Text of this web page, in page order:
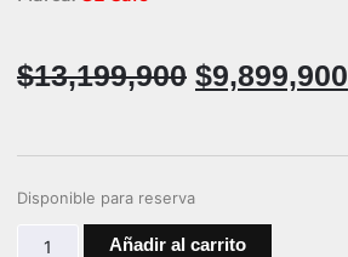
$13,199,900 $9,899,900
Disponible para reserva
Añadir al carrito